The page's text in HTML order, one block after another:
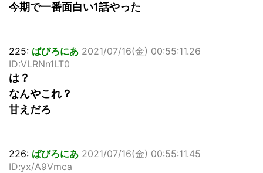
今期で一番面白い1話やった
225: ばびろにあ 2021/07/16(金) 00:55:11.26
ID:VLRNn1LT0
は？
なんやこれ？
甘えだろ
226: ばびろにあ 2021/07/16(金) 00:55:11.45
ID:yx/A9Vmca